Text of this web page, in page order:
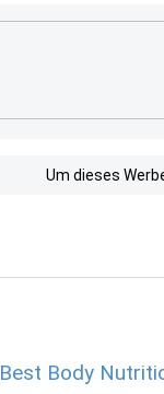
Um dieses
Best Body